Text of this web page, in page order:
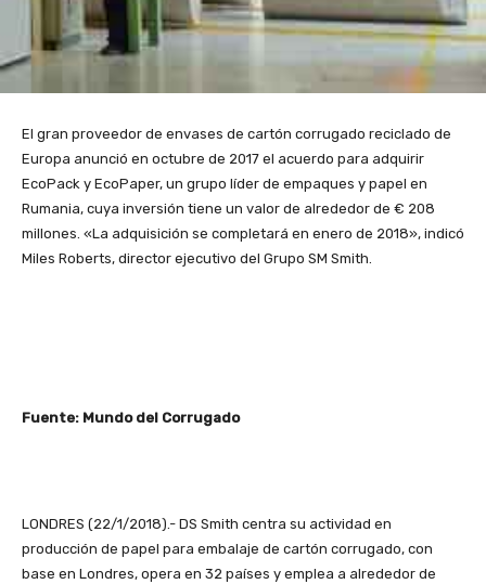
El gran proveedor de envases de cartón corrugado reciclado de
Europa anunció en octubre de 2017 el acuerdo para adquirir
EcoPack y EcoPaper, un grupo líder de empaques y papel en
Rumania, cuya inversión tiene un valor de alrededor de € 208
millones. «La adquisición se completará en enero de 2018», indicó
Miles Roberts, director ejecutivo del Grupo SM Smith.
Fuente: Mundo del Corrugado
LONDRES (22/1/2018).- DS Smith centra su actividad en
producción de papel para embalaje de cartón corrugado, con
base en Londres, opera en 32 países y emplea a alrededor de